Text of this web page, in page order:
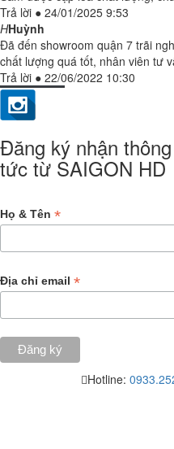
Trả lời ● 24/01/2025 9:53
HHuỳnh
Đã đến showroom quận 7 trãi
chất lượng quá tốt, nhân viên tư
Trả lời ● 22/06/2022 10:30
Đăng ký nhận
tức từ SAIGON HD
Họ & Tên *
Địa chỉ email *
Hotline: